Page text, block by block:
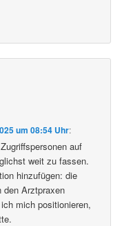
um 08:54 Uhr:
auf
weit zu fassen.
hinzufügen: die
den Arztpraxen
mich positionieren,